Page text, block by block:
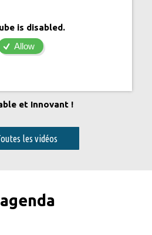
is disabled.
Allow
et Innovant !
les vidéos
agenda